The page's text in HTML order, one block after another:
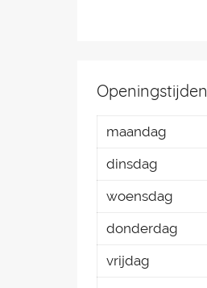
Openingstijden
maandag
dinsdag
woensdag
donderdag
vrijdag